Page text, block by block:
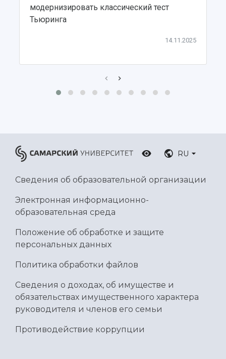
Ботанический сад
Умный дом бабочек
Официальные документы
модернизировать классический тест
Тьюринга
14.11.2025
RU
Сведения об образовательной организации
Электронная информационно-
образовательная среда
Положение об обработке и защите
персональных данных
Политика обработки файлов
Сведения о доходах, об имуществе и
обязательствах имущественного характера
руководителя и членов его семьи
Противодействие коррупции